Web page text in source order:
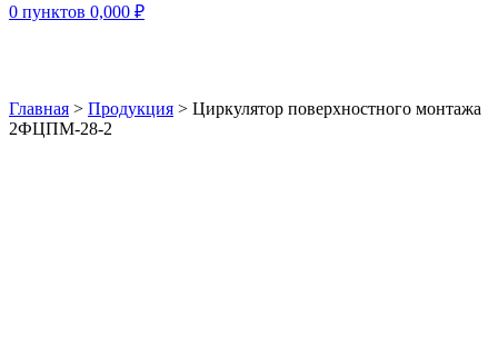
0 пунктов 0,000 ₽
Главная > Продукция > Циркулятор поверхностного монтажа
2ФЦПМ-28-2